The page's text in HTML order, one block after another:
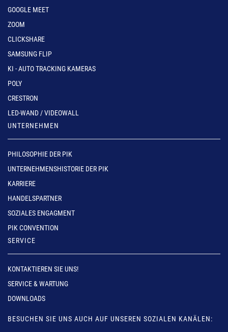
GOOGLE MEET
ZOOM
CLICKSHARE
SAMSUNG FLIP
KI - AUTO TRACKING KAMERAS
POLY
CRESTRON
LED-WAND / VIDEOWALL
UNTERNEHMEN
PHILOSOPHIE DER PIK
UNTERNEHMENSHISTORIE DER PIK
KARRIERE
HANDELSPARTNER
SOZIALES ENGAGMENT
PIK CONVENTION
SERVICE
KONTAKTIEREN SIE UNS!
SERVICE & WARTUNG
DOWNLOADS
BESUCHEN SIE UNS AUCH AUF UNSEREN SOZIALEN KANÄLEN: